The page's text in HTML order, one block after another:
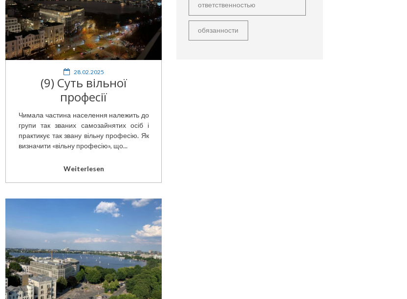
28.02.2025
(9) Суть вільної
професії
Чимала частина населення належить до
групи так званих самозайнятих осіб і
практикує так звану вільну професію. Як
визначити «вільну професію», що...
Weiterlesen
ответственностью
обязанности